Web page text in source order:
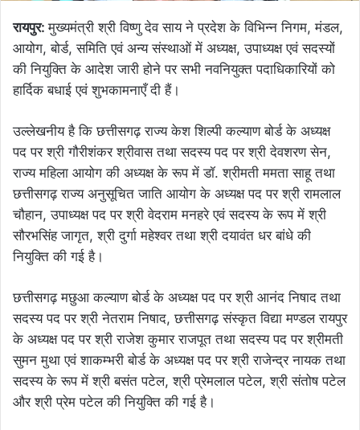
रायपुर:मुख्यमंत्री श्री विष्णु देव साय ने प्रदेश के विभिन्न निगम, मंडल,
आयोग, बोर्ड, समिति एवं अन्य संस्थाओं में अध्यक्ष, उपाध्यक्ष एवं सदस्यों
की नियुक्ति के आदेश जारी होने पर सभी नवनियुक्त पदाधिकारियों को
हार्दिक बधाई एवं शुभकामनाएँ दी हैं।
उल्लेखनीय है कि छत्तीसगढ़ राज्य केश शिल्पी कल्याण बोर्ड के अध्यक्ष
पद पर श्री गौरीशंकर श्रीवास तथा सदस्य पद पर श्री देवशरण सेन,
राज्य महिला आयोग की अध्यक्ष के रूप में डॉ. श्रीमती ममता साहू तथा
छत्तीसगढ़ राज्य अनुसूचित जाति आयोग के अध्यक्ष पद पर श्री रामलाल
चौहान, उपाध्यक्ष पद पर श्री वेदराम मनहरे एवं सदस्य के रूप में श्री
सौरभसिंह जागृत, श्री दुर्गा महेश्वर तथा श्री दयावंत धर बांधे की
नियुक्ति की गई है।
छत्तीसगढ़ मछुआ कल्याण बोर्ड के अध्यक्ष पद पर श्री आनंद निषाद तथा
सदस्य पद पर श्री नेतराम निषाद, छत्तीसगढ़ संस्कृत विद्या मण्डल रायपुर
के अध्यक्ष पद पर श्री राजेश कुमार राजपूत तथा सदस्य पद पर श्रीमती
सुमन मुथा एवं शाकम्भरी बोर्ड के अध्यक्ष पद पर श्री राजेन्द्र नायक तथा
सदस्य के रूप में श्री बसंत पटेल, श्री प्रेमलाल पटेल, श्री संतोष पटेल
और श्री प्रेम पटेल की नियुक्ति की गई है।